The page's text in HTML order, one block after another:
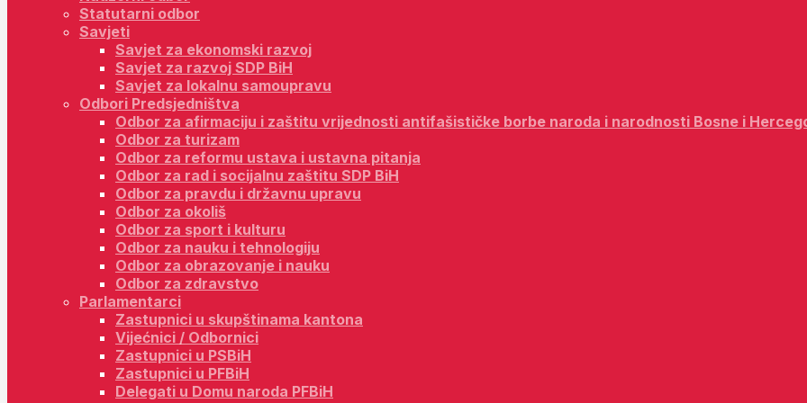
Statutarni odbor
Savjeti
Savjet za ekonomski razvoj
Savjet za razvoj SDP BiH
Savjet za lokalnu samoupravu
Odbori Predsjedništva
Odbor za afirmaciju i zaštitu vrijednosti antifašističke borbe naroda i narodnosti Bosne i
Odbor za turizam
Odbor za reformu ustava i ustavna pitanja
Odbor za rad i socijalnu zaštitu SDP BiH
Odbor za pravdu i državnu upravu
Odbor za okoliš
Odbor za sport i kulturu
Odbor za nauku i tehnologiju
Odbor za obrazovanje i nauku
Odbor za zdravstvo
Parlamentarci
Zastupnici u skupštinama kantona
Vijećnici / Odbornici
Zastupnici u PSBiH
Zastupnici u PFBiH
Delegati u Domu naroda PFBiH